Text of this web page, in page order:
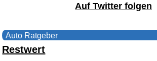
Auf Twitter folgen
Auto Ratgeber
Restwert